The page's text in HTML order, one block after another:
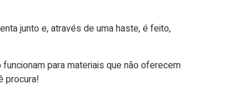
junto e, através de uma haste, é feito,
para materiais que não oferecem
procura!